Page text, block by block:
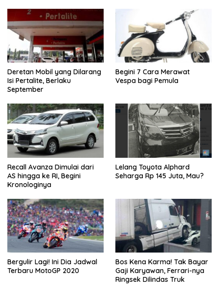
Deretan Mobil yang Dilarang
Isi Pertalite, Berlaku
September
Begini 7 Cara Merawat
Vespa bagi Pemula
Recall Avanza Dimulai dari
AS hingga ke RI, Begini
Kronologinya
Lelang Toyota Alphard
Seharga Rp 145 Juta, Mau?
Bergulir Lagi! Ini Dia Jadwal
Terbaru MotoGP 2020
Bos Kena Karma! Tak Bayar
Gaji Karyawan, Ferrari-nya
Ringsek Dilindas Truk